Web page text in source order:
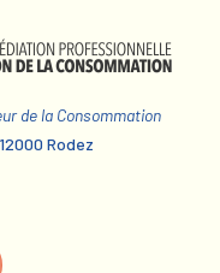
de la Consommation
Rodez